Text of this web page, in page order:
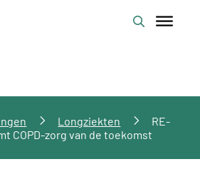
Longziekten
RE-
COPD-zorg van de toekomst